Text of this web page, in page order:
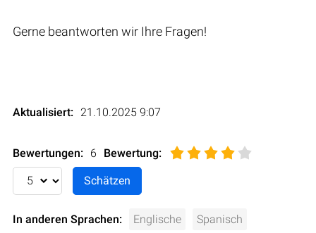
Gerne beantworten wir Ihre Fragen!
Aktualisiert: 21.10.2025 9:07
Bewertungen: 6 Bewertung:
In anderen Sprachen: Englische Spanisch